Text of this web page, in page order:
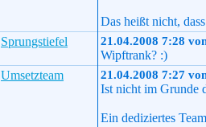
Das heißt nicht,
Sprungstiefel
21.04.2008 7:28
Wipftrank? :)
Umsetzteam
21.04.2008 7:27
Ist nicht im Grunde
Ein dediziertes